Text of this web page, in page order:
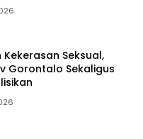
Kekerasan Seksual,
Gorontalo Sekaligus